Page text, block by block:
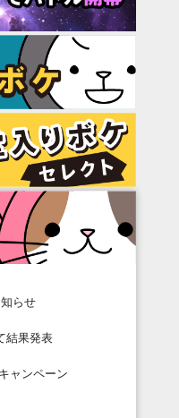
らせ
結果発表
ャンペーン